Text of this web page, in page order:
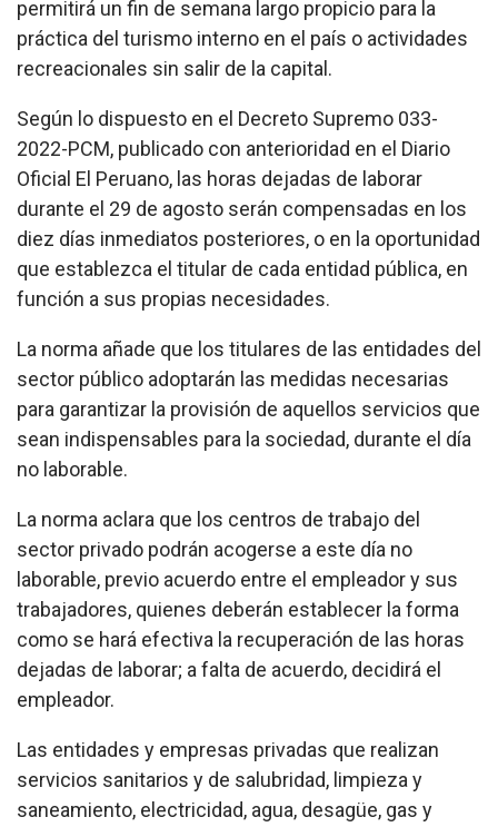
permitirá un fin de semana largo propicio para la
práctica del turismo interno en el país o actividades
recreacionales sin salir de la capital.
Según lo dispuesto en el Decreto Supremo 033-
2022-PCM, publicado con anterioridad en el Diario
Oficial El Peruano, las horas dejadas de laborar
durante el 29 de agosto serán compensadas en los
diez días inmediatos posteriores, o en la oportunidad
que establezca el titular de cada entidad pública, en
función a sus propias necesidades.
La norma añade que los titulares de las entidades del
sector público adoptarán las medidas necesarias
para garantizar la provisión de aquellos servicios que
sean indispensables para la sociedad, durante el día
no laborable.
La norma aclara que los centros de trabajo del
sector privado podrán acogerse a este día no
laborable, previo acuerdo entre el empleador y sus
trabajadores, quienes deberán establecer la forma
como se hará efectiva la recuperación de las horas
dejadas de laborar; a falta de acuerdo, decidirá el
empleador.
Las entidades y empresas privadas que realizan
servicios sanitarios y de salubridad, limpieza y
saneamiento, electricidad, agua, desagüe, gas y